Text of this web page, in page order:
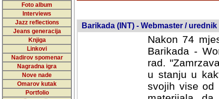
Foto album
Interviews
Jazz reflections
Jeans generacija
Knjiga
Linkovi
Nadirov spomenar
Nagradna igra
Nove nade
Omarov kutak
Portfolio
Barikada (INT) - Webmaster / urednik
Nakon 74
Barikada -
rad.
u stanju u
svojih vise od